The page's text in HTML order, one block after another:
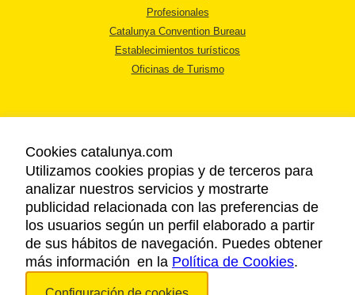
Profesionales
Catalunya Convention Bureau
Establecimientos turísticos
Oficinas de Turismo
AVISO LEGAL
POLÍTICA DE PRIVACIDAD
COOKIES
ACCESSIBILIDAD
Copyright © 2026. Agencia Catalana de Turismo. Todos los derechos
Cookies catalunya.com
Utilizamos cookies propias y de terceros para
analizar nuestros servicios y mostrarte
publicidad relacionada con las preferencias de
los usuarios según un perfil elaborado a partir
de sus hábitos de navegación. Puedes obtener
más información en la Política de Cookies.